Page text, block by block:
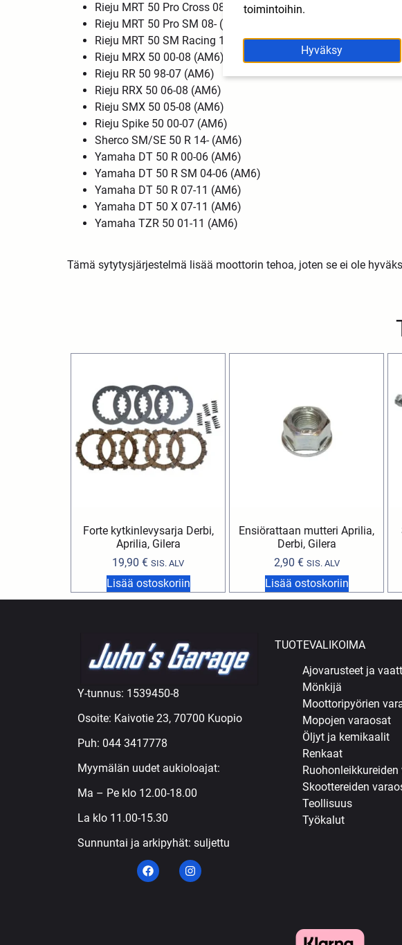
Rieju MRT 50 Pro Cross 08- (AM6)
Rieju MRT 50 Pro SM 08- (AM6)
Rieju MRT 50 SM Racing 11- (AM6)
Rieju MRX 50 00-08 (AM6)
Rieju RR 50 98-07 (AM6)
Rieju RRX 50 06-08 (AM6)
Rieju SMX 50 05-08 (AM6)
Rieju Spike 50 00-07 (AM6)
Sherco SM/SE 50 R 14- (AM6)
Yamaha DT 50 R 00-06 (AM6)
Yamaha DT 50 R SM 04-06 (AM6)
Yamaha DT 50 R 07-11 (AM6)
Yamaha DT 50 X 07-11 (AM6)
Yamaha TZR 50 01-11 (AM6)
Tämä sytytysjärjestelmä lisää moottorin tehoa, joten se ei ole
Forte kytkinlevysarja Derbi,
Aprilia, Gilera
19,90 € SIS. ALV
Lisää ostoskoriin
Ensiörattaan mutteri Aprilia,
Derbi, Gilera
2,90 € SIS. ALV
Lisää ostoskoriin
Y-tunnus: 1539450-8
Osoite: Kaivotie 23, 70700 Kuopio
Puh: 044 3417778
Myymälän uudet aukioloajat:
Ma – Pe klo 12.00-18.00
La klo 11.00-15.30
Sunnuntai ja arkipyhät: suljettu
TUOTEVALIKOIMA
Ajovarusteet ja
Mönkijä
Moottoripyörien
Mopojen varaosat
Öljyt ja kemikaalit
Renkaat
Skoottereiden
Teollisuus
Työkalut
toimintoihin.
Hyväksy